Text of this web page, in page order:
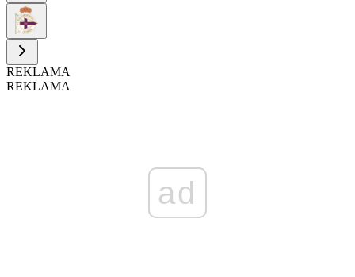
REKLAMA
REKLAMA
ad